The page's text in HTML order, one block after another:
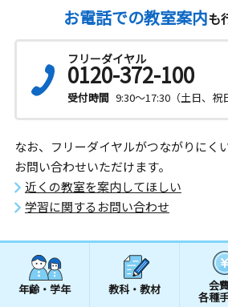
お電話での教室案内も
フリーダイヤル
0120-372-100
受付時間 9:30～17:30（土日、祝
なお、フリーダイヤルがつながりにく
お問い合わせいただけます。
近くの教室を案内してほしい
学習に関するお問い合わせ
年齢・学年 教科・教材 会
各種